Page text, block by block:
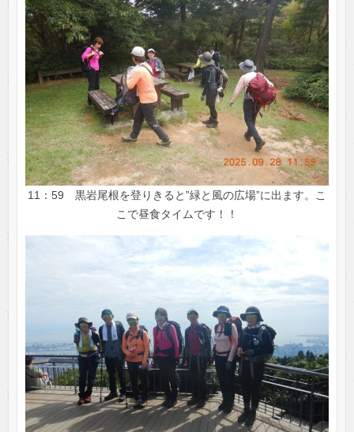
11：59 黒岩尾根を登りきると”緑と風の広場”に出ます。こ
こで昼食タイムです！！